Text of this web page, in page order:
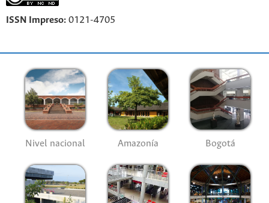
ISSN Impreso: 0121-4705
Nivel nacional Amazonía Bogotá